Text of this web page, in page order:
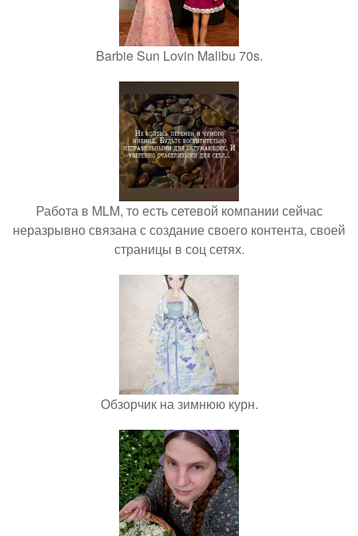
Barbie Sun Lovin Malibu 70s.
Работа в MLM, то есть сетевой компании сейчас
неразрывно связана с создание своего контента, своей
страницы в соц сетях.
Обзорчик на зимнюю курн.